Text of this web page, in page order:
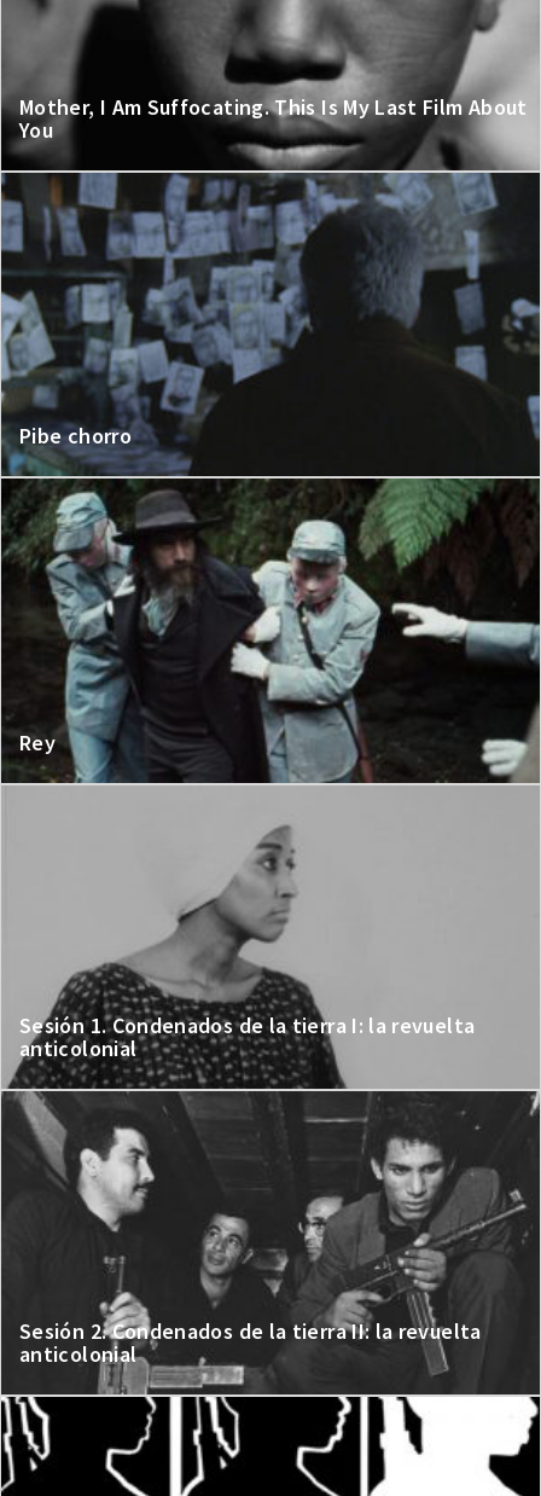
Mother, I Am Suffocating. This Is My Last Film About
You
Pibe chorro
Rey
Sesión 1. Condenados de la tierra I: la revuelta
anticolonial
Sesión 2. Condenados de la tierra II: la revuelta
anticolonial